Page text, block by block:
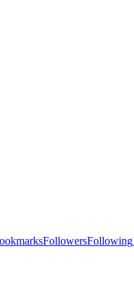
FollowersFollowing